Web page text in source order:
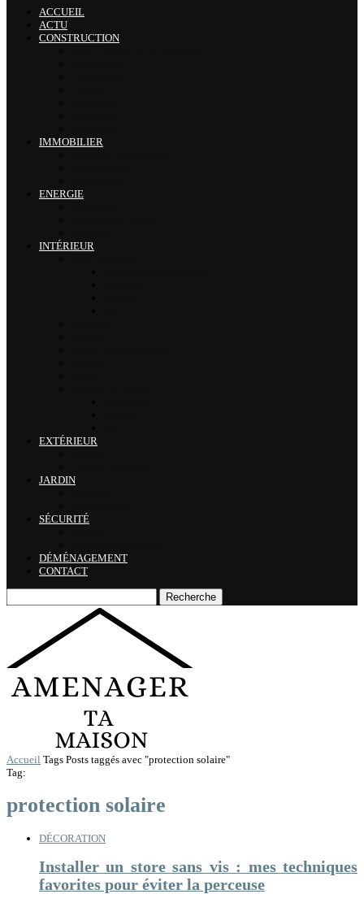
ACCUEIL
ACTU
CONSTRUCTION
IMMOBILIER
ENERGIE
INTÉRIEUR
EXTÉRIEUR
JARDIN
SÉCURITÉ
DÉMÉNAGEMENT
CONTACT
Recherche
Accueil Tags Posts taggés avec "protection solaire"
Tag:
protection solaire
DÉCORATION
Installer un store sans vis : mes techniques
favorites pour éviter la perceuse